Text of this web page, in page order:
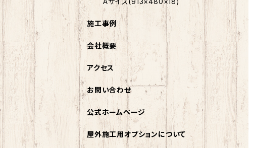
施工事例
会社概要
アクセス
お問い合わせ
公式ホームページ
屋外施工用オプションについて